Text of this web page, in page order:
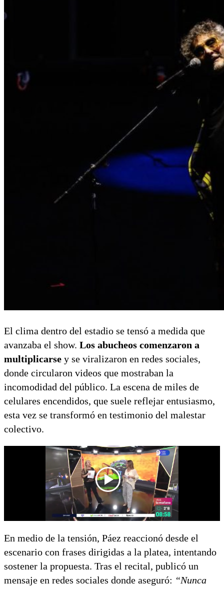
El clima dentro del estadio se tensó a medida que
avanzaba el show. Los abucheos comenzaron a
multiplicarse y se viralizaron en redes sociales,
donde circularon videos que mostraban la
incomodidad del público. La escena de miles de
celulares encendidos, que suele reflejar entusiasmo,
esta vez se transformó en testimonio del malestar
colectivo.
En medio de la tensión, Páez reaccionó desde el
escenario con frases dirigidas a la platea, intentando
sostener la propuesta. Tras el recital, publicó un
mensaje en redes sociales donde aseguró: “Nunca